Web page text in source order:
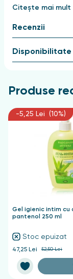
amestecați
Citește mai mult
Recenzii
Produse
-5,25 Lei (10%)
Gel igienic intim cu
pantenol 250 ml
Stoc epuizat
47,25 Lei 52,50 Lei